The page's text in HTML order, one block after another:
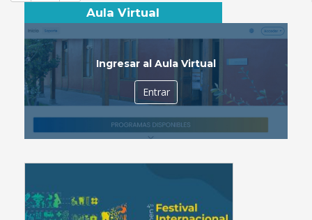
Aula Virtual
Ingresar al Aula Virtual
Entrar